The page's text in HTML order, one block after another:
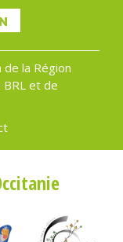
la Région
BRL et de